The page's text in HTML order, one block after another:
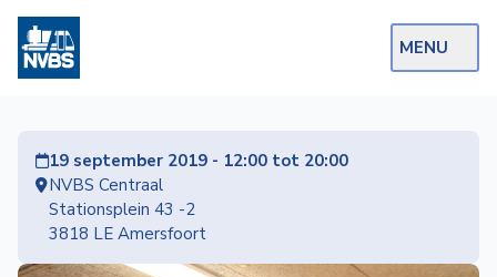
MENU
Op de Rails
NVBS Actueel
Afdelingen
19 september 2019 - 12:00 tot 20:00
NVBS Centraal
Stationsplein 43 -2
3818 LE Amersfoort